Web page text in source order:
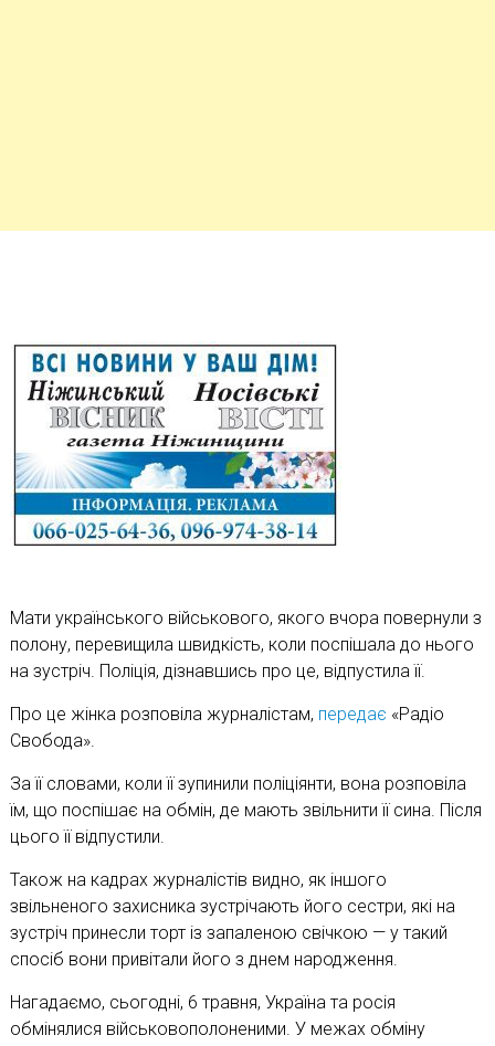
Мати українського військового, якого вчора повернули з
полону, перевищила швидкість, коли поспішала до нього
на зустріч. Поліція, дізнавшись про це, відпустила її.
Про це жінка розповіла журналістам, передає «Радіо
Свобода».
За її словами, коли її зупинили поліціянти, вона розповіла
їм, що поспішає на обмін, де мають звільнити її сина. Після
цього її відпустили.
Також на кадрах журналістів видно, як іншого
звільненого захисника зустрічають його сестри, які на
зустріч принесли торт із запаленою свічкою — у такий
спосіб вони привітали його з днем народження.
Нагадаємо, сьогодні, 6 травня, Україна та росія
обмінялися військовополоненими. У межах обміну